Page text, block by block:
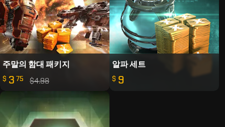
주말의 함대 패키지
$ 3 75 $4.98
알파 세트
$ 9